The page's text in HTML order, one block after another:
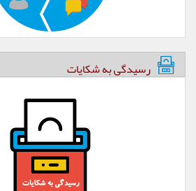
رسیدگی به شکایات